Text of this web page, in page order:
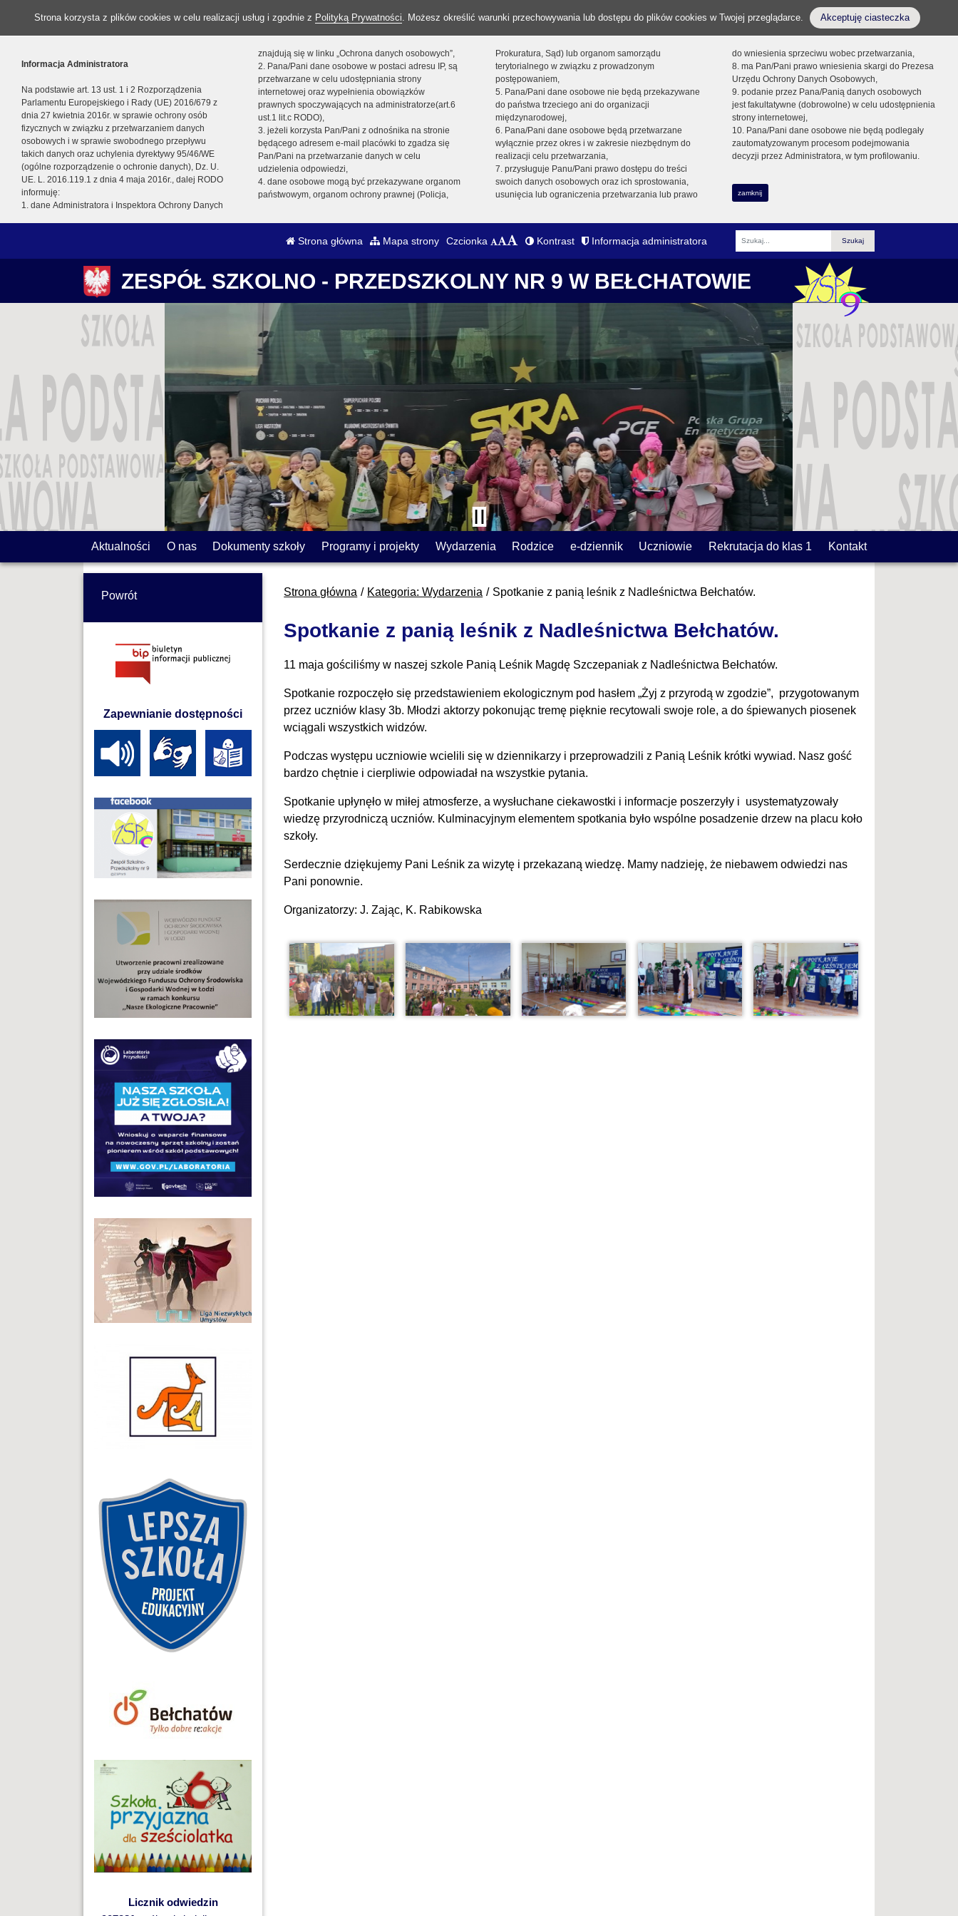
Strona korzysta z plików cookies w celu realizacji usług i zgodnie z Polityką Prywatności. Możesz określić warunki przechowywania lub dostępu do plików cookies w Twojej przeglądarce. Akceptuję ciasteczka
Informacja Administratora
Na podstawie art. 13 ust. 1 i 2 Rozporządzenia
Parlamentu Europejskiego i Rady (UE) 2016/679 z
dnia 27 kwietnia 2016r. w sprawie ochrony osób
fizycznych w związku z przetwarzaniem danych
osobowych i w sprawie swobodnego przepływu
takich danych oraz uchylenia dyrektywy 95/46/WE
(ogólne rozporządzenie o ochronie danych), Dz. U.
UE. L. 2016.119.1 z dnia 4 maja 2016r., dalej RODO
informuję:
1. dane Administratora i Inspektora Ochrony Danych
znajdują się w linku „Ochrona danych osobowych”,
2. Pana/Pani dane osobowe w postaci adresu IP, są
przetwarzane w celu udostępniania strony
internetowej oraz wypełnienia obowiązków
prawnych spoczywających na administratorze(art.6
ust.1 lit.c RODO),
3. jeżeli korzysta Pan/Pani z odnośnika na stronie
będącego adresem e-mail placówki to zgadza się
Pan/Pani na przetwarzanie danych w celu
udzielenia odpowiedzi,
4. dane osobowe mogą być przekazywane organom
państwowym, organom ochrony prawnej (Policja,
Prokuratura, Sąd) lub organom samorządu
terytorialnego w związku z prowadzonym
postępowaniem,
5. Pana/Pani dane osobowe nie będą przekazywane
do państwa trzeciego ani do organizacji
międzynarodowej,
6. Pana/Pani dane osobowe będą przetwarzane
wyłącznie przez okres i w zakresie niezbędnym do
realizacji celu przetwarzania,
7. przysługuje Panu/Pani prawo dostępu do treści
swoich danych osobowych oraz ich sprostowania,
usunięcia lub ograniczenia przetwarzania lub prawo
do wniesienia sprzeciwu wobec przetwarzania,
8. ma Pan/Pani prawo wniesienia skargi do Prezesa
Urzędu Ochrony Danych Osobowych,
9. podanie przez Pana/Panią danych osobowych
jest fakultatywne (dobrowolne) w celu udostępnienia
strony internetowej,
10. Pana/Pani dane osobowe nie będą podlegały
zautomatyzowanym procesom podejmowania
decyzji przez Administratora, w tym profilowaniu.
zamknij
Strona główna Mapa strony Czcionka Kontrast Informacja administratora
Fraza
ZESPÓŁ SZKOLNO - PRZEDSZKOLNY NR 9 W BEŁCHATOWIE
Aktualności O nas Dokumenty szkoły Programy i projekty Wydarzenia Rodzice e-dziennik Uczniowie Rekrutacja do klas 1 Kontakt
Strona główna Kategoria: Wydarzenia Spotkanie z panią leśnik z Nadleśnictwa Bełchatów.
Spotkanie z panią leśnik z Nadleśnictwa Bełchatów.
11 maja gościliśmy w naszej szkole Panią Leśnik Magdę Szczepaniak z Nadleśnictwa Bełchatów.
Spotkanie rozpoczęło się przedstawieniem ekologicznym pod hasłem „Żyj z przyrodą w zgodzie”, przygotowanym
przez uczniów klasy 3b. Młodzi aktorzy pokonując tremę pięknie recytowali swoje role, a do śpiewanych piosenek
wciągali wszystkich widzów.
Podczas występu uczniowie wcielili się w dziennikarzy i przeprowadzili z Panią Leśnik krótki wywiad. Nasz gość
bardzo chętnie i cierpliwie odpowiadał na wszystkie pytania.
Spotkanie upłynęło w miłej atmosferze, a wysłuchane ciekawostki i informacje poszerzyły i usystematyzowały
wiedzę przyrodniczą uczniów. Kulminacyjnym elementem spotkania było wspólne posadzenie drzew na placu koło
szkoły.
Serdecznie dziękujemy Pani Leśnik za wizytę i przekazaną wiedzę. Mamy nadzieję, że niebawem odwiedzi nas
Pani ponownie.
Organizatorzy: J. Zając, K. Rabikowska
Powrót
Zapewnianie dostępności
Licznik odwiedzin